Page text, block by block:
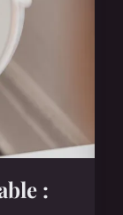
: